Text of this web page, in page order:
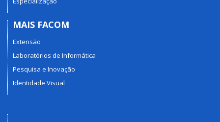
MAIS FACOM
Extensão
Laboratórios de Informática
Pesquisa e Inovação
Identidade Visual